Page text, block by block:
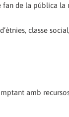
fan de la pública
classe
amb